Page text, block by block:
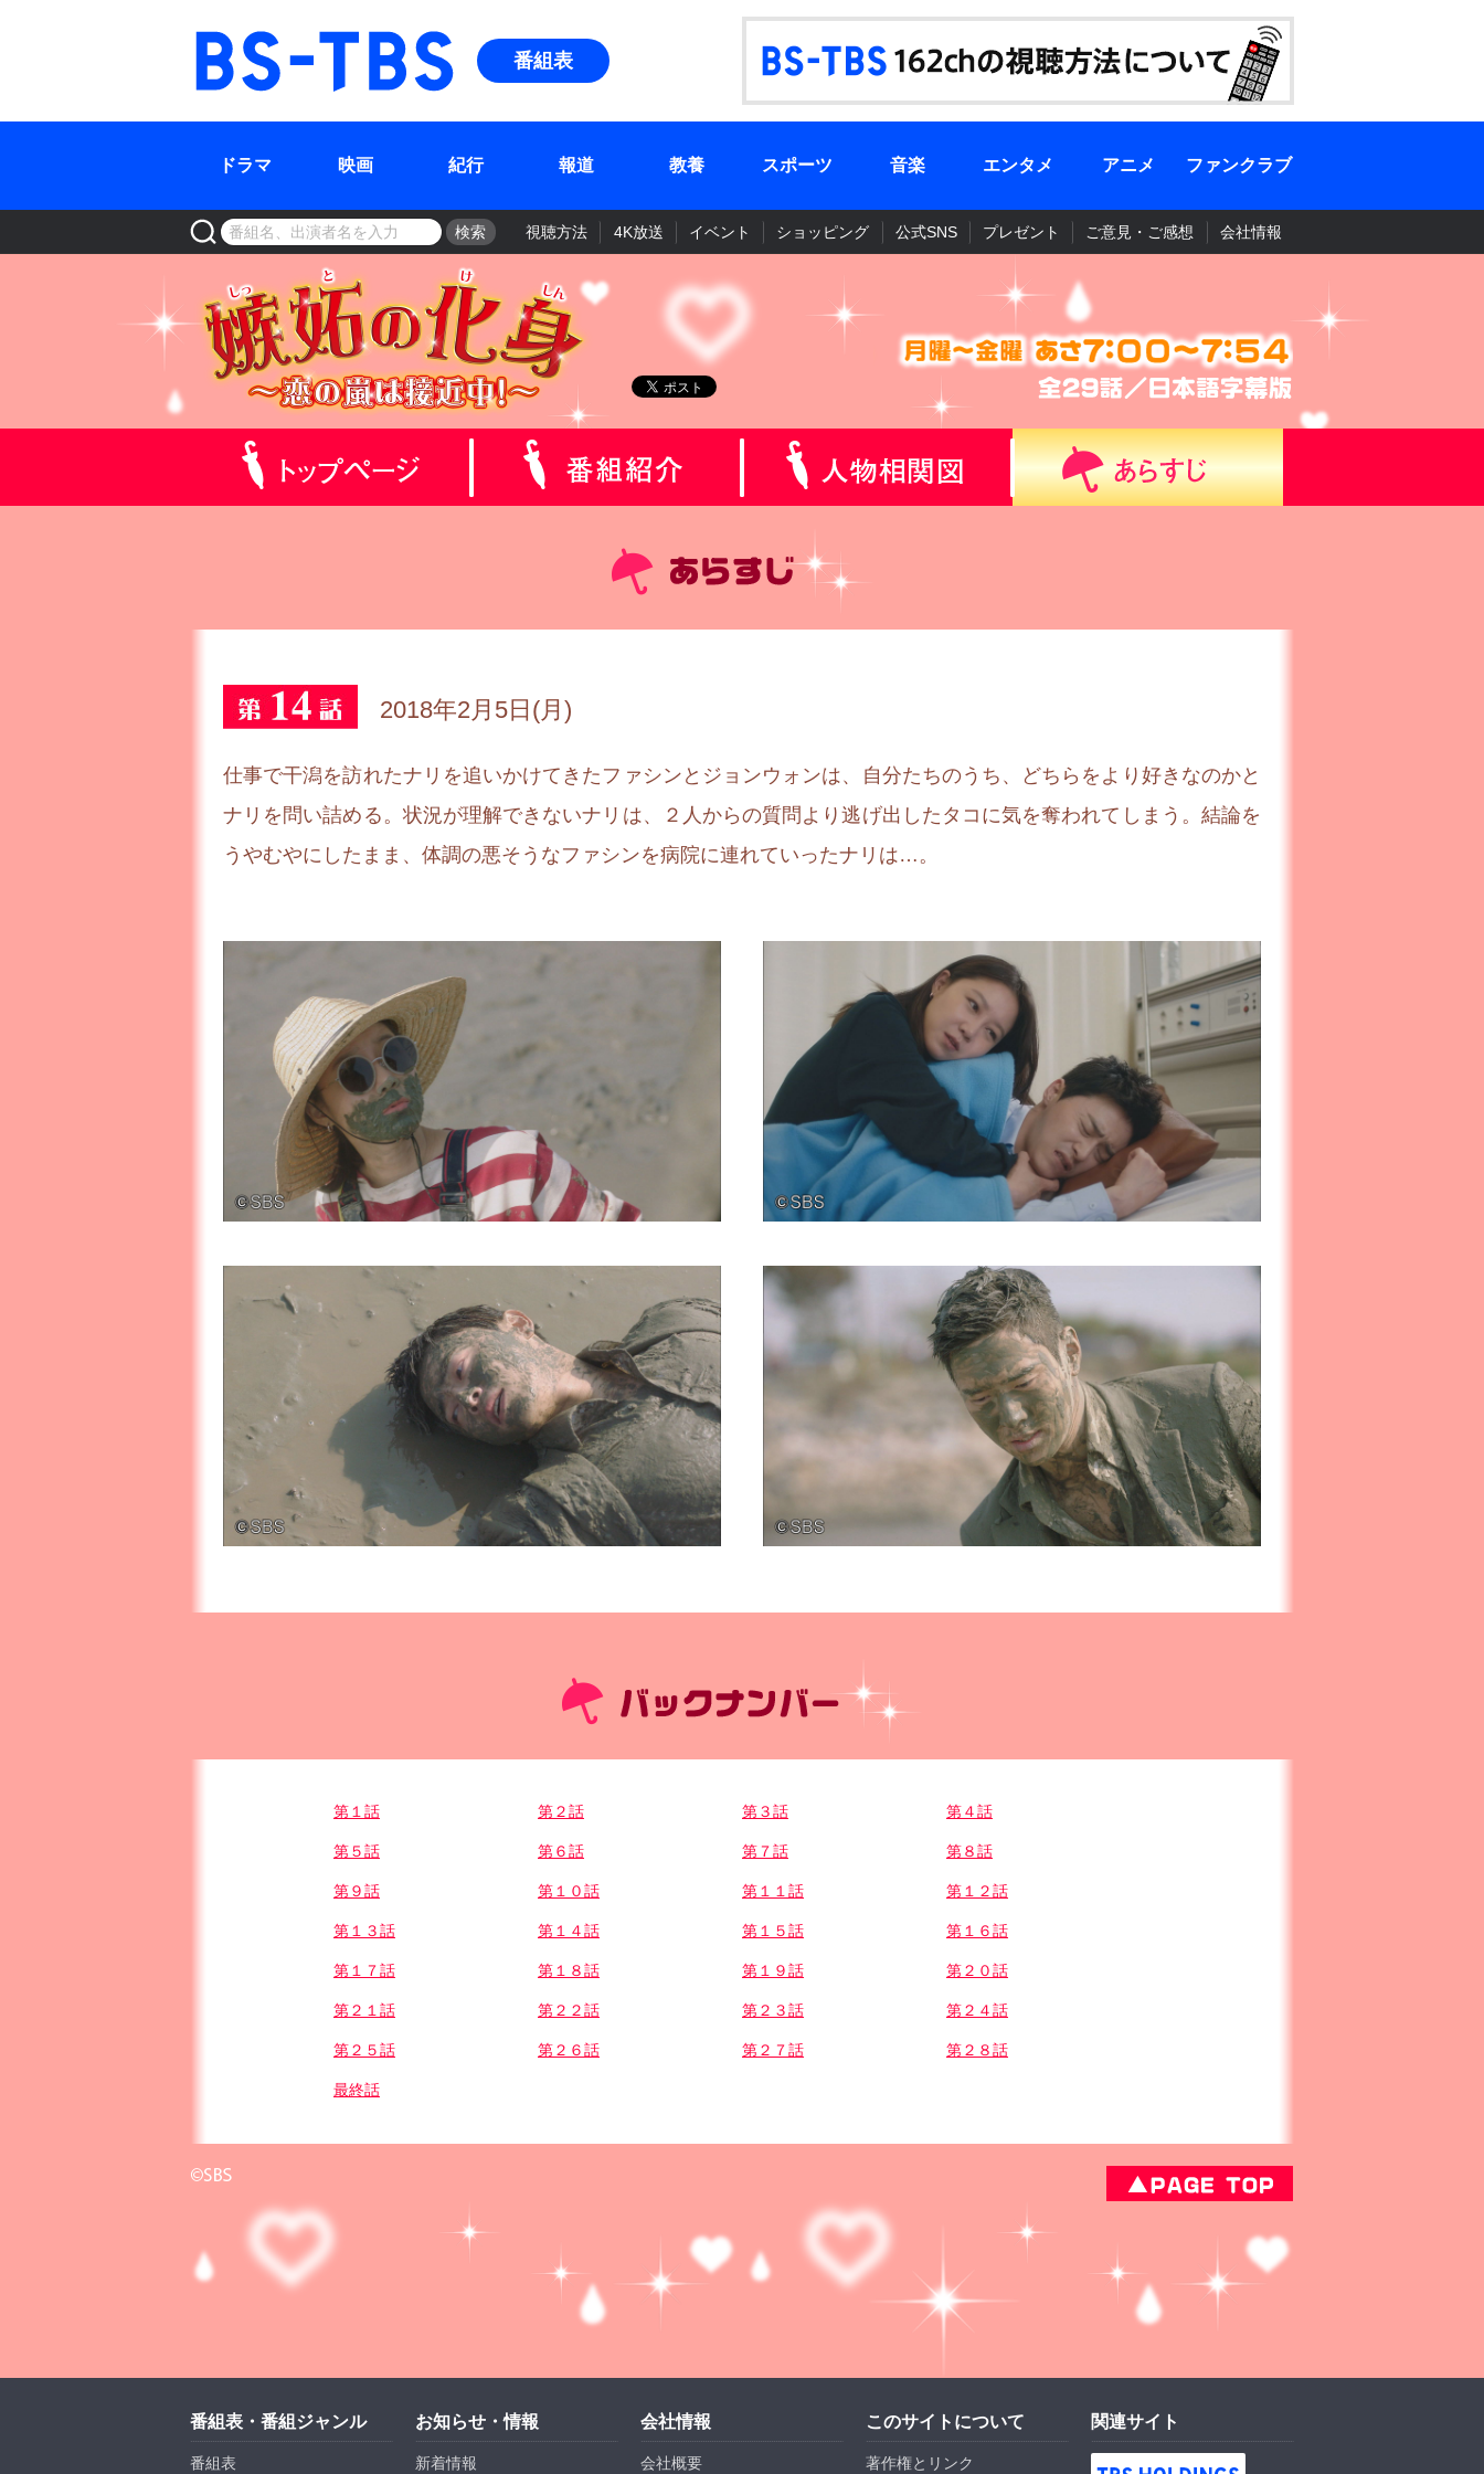
番組表
ドラマ 映画 紀行 報道 教養 スポーツ 音楽 エンタメ アニメ ファンクラブ
検索 視聴方法 4K放送 イベント ショッピング 公式SNS プレゼント ご意見・ご感想 会社情報
2018年2月5日(月)
仕事で干潟を訪れたナリを追いかけてきたファシンとジョンウォンは、自分たちのうち、どちらをより好きなのかと
ナリを問い詰める。状況が理解できないナリは、２人からの質問より逃げ出したタコに気を奪われてしまう。結論を
うやむやにしたまま、体調の悪そうなファシンを病院に連れていったナリは…。
第１話 第２話 第３話 第４話
第５話 第６話 第７話 第８話
第９話 第１０話 第１１話 第１２話
第１３話 第１４話 第１５話 第１６話
第１７話 第１８話 第１９話 第２０話
第２１話 第２２話 第２３話 第２４話
第２５話 第２６話 第２７話 第２８話
最終話
番組表・番組ジャンル
番組表
お知らせ・情報
新着情報
会社情報
会社概要
このサイトについて
著作権とリンク
関連サイト